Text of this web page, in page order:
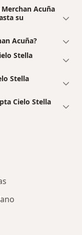
Acuña
su
Acuña?
Stella
Stella
Cielo Stella